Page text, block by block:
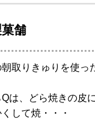
舗
取りきゅりを使っ
は、どら焼きの皮
して焼・・・